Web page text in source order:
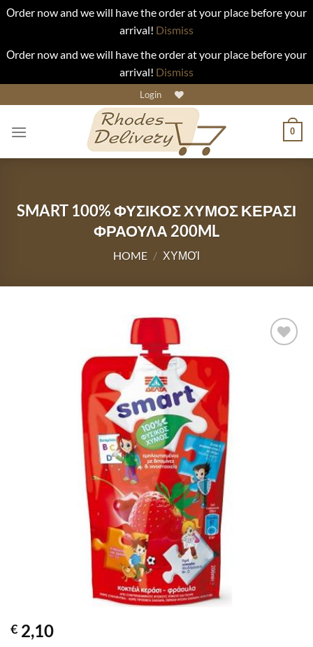
Οrder now and we will have the order at your place before your
arrival! Dismiss
Οrder now and we will have the order at your place before your
arrival! Dismiss
to
content
Login
0
SMART 100% ΦΥΣΙΚΟΣ ΧΥΜΟΣ ΚΕΡΑΣΙ
ΦΡΑΟΥΛΑ 200ML
HOME / ΧΥΜΟΊ
€ 2,10